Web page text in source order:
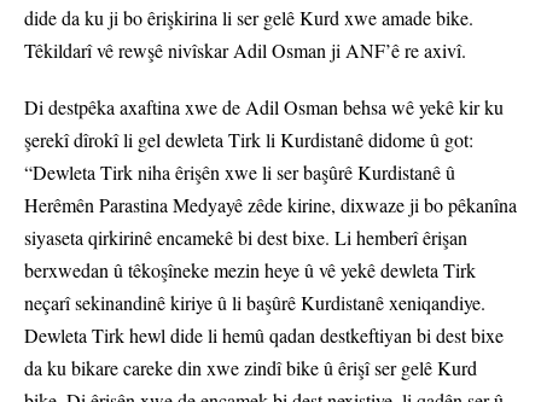
dide da ku ji bo êrişkirina li ser gelê Kurd xwe amade bike.
Têkildarî vê rewşê nivîskar Adil Osman ji ANF’ê re axivî.
Di destpêka axaftina xwe de Adil Osman behsa wê yekê kir ku
şerekî dîrokî li gel dewleta Tirk li Kurdistanê didome û got:
“Dewleta Tirk niha êrişên xwe li ser başûrê Kurdistanê û
Herêmên Parastina Medyayê zêde kirine, dixwaze ji bo pêkanîna
siyaseta qirkirinê encamekê bi dest bixe. Li hemberî êrişan
berxwedan û têkoşîneke mezin heye û vê yekê dewleta Tirk
neçarî sekinandinê kiriye û li başûrê Kurdistanê xeniqandiye.
Dewleta Tirk hewl dide li hemû qadan destkeftiyan bi dest bixe
da ku bikare careke din xwe zindî bike û êrişî ser gelê Kurd